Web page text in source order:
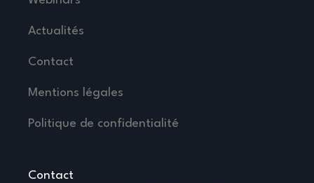
Actualités
Contact
Mentions légales
Politique de confidentialité
Contact